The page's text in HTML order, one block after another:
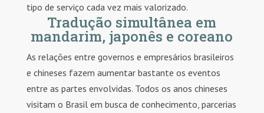
tipo de serviço cada vez mais valorizado.
Tradução simultânea em
mandarim, japonês e coreano
As relações entre governos e empresários brasileiros
e chineses fazem aumentar bastante os eventos
entre as partes envolvidas. Todos os anos chineses
visitam o Brasil em busca de conhecimento, parcerias